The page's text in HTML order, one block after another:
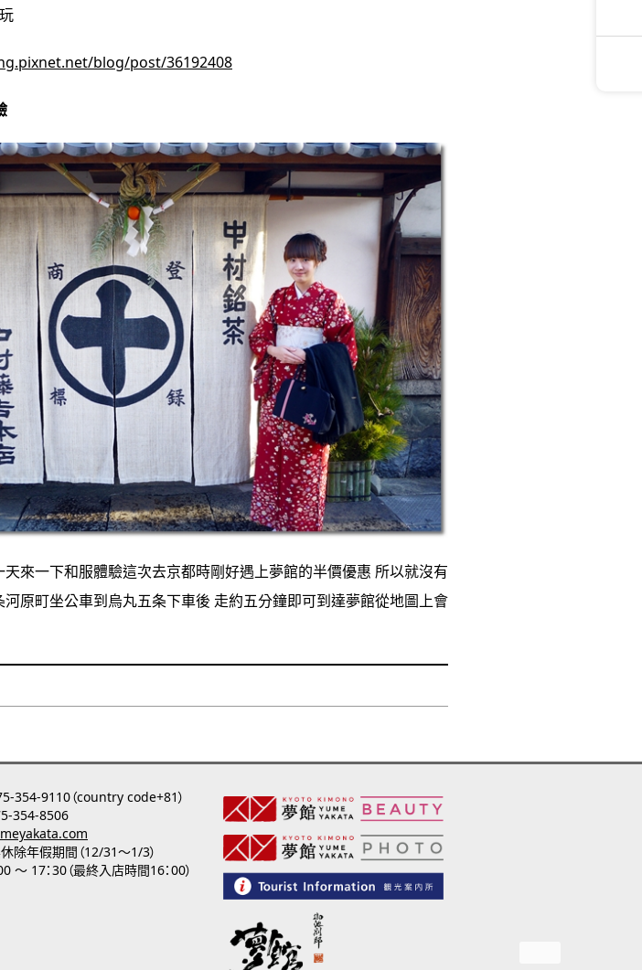
blog/post/36192408
來一下和服體驗這次去京都時剛好遇上夢館的半價優惠 所以就沒有
原町坐公車到烏丸五条下車後 走約五分鐘即可到達夢館從地圖上會
354-9110（country code+81）
354-8506
除年假期間（12/31～1/3）
～ 17：30（最終入店時間16：00）